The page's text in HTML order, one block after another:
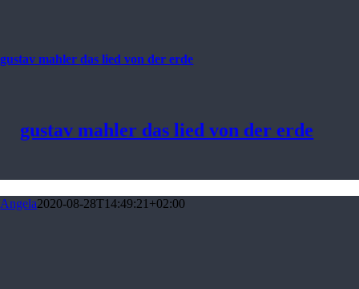
gustav mahler das lied von der erde
gustav mahler das lied von der erde
Angela2020-08-28T14:49:21+02:00